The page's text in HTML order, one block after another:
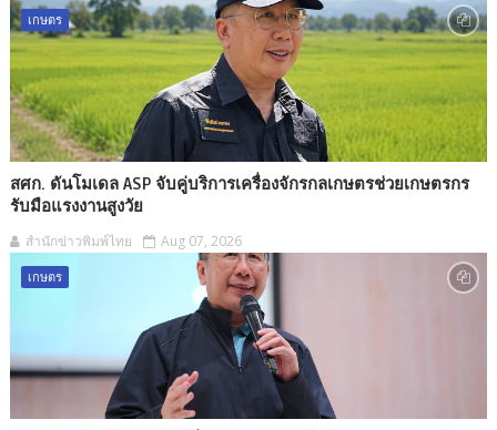
เกษตร
สศก. ดันโมเดล ASP จับคู่บริการเครื่องจักรกลเกษตรช่วยเกษตรกร
รับมือแรงงานสูงวัย
สำนักข่าวพิมพ์ไทย Aug 07, 2026
เกษตร